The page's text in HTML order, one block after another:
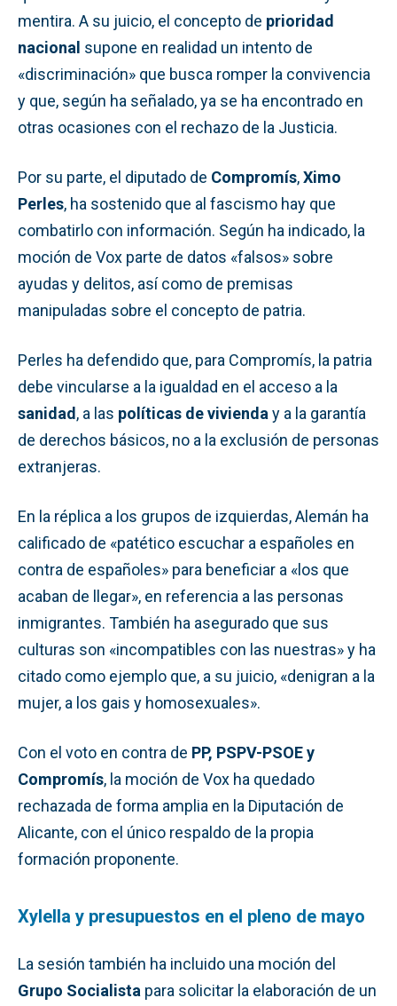
mentira. A su juicio, el concepto de prioridad
nacional supone en realidad un intento de
«discriminación» que busca romper la convivencia
y que, según ha señalado, ya se ha encontrado en
otras ocasiones con el rechazo de la Justicia.
Por su parte, el diputado de Compromís,Ximo
Perles, ha sostenido que al fascismo hay que
combatirlo con información. Según ha indicado, la
moción de Vox parte de datos «falsos» sobre
ayudas y delitos, así como de premisas
manipuladas sobre el concepto de patria.
Perles ha defendido que, para Compromís, la patria
debe vincularse a la igualdad en el acceso a la
sanidad, a las políticas de vivienda y a la garantía
de derechos básicos, no a la exclusión de personas
extranjeras.
En la réplica a los grupos de izquierdas, Alemán ha
calificado de «patético escuchar a españoles en
contra de españoles» para beneficiar a «los que
acaban de llegar», en referencia a las personas
inmigrantes. También ha asegurado que sus
culturas son «incompatibles con las nuestras» y ha
citado como ejemplo que, a su juicio, «denigran a la
mujer, a los gais y homosexuales».
Con el voto en contra de PP, PSPV-PSOE y
Compromís, la moción de Vox ha quedado
rechazada de forma amplia en la Diputación de
Alicante, con el único respaldo de la propia
formación proponente.
Xylella y presupuestos en el pleno de mayo
La sesión también ha incluido una moción del
Grupo Socialista para solicitar la elaboración de un